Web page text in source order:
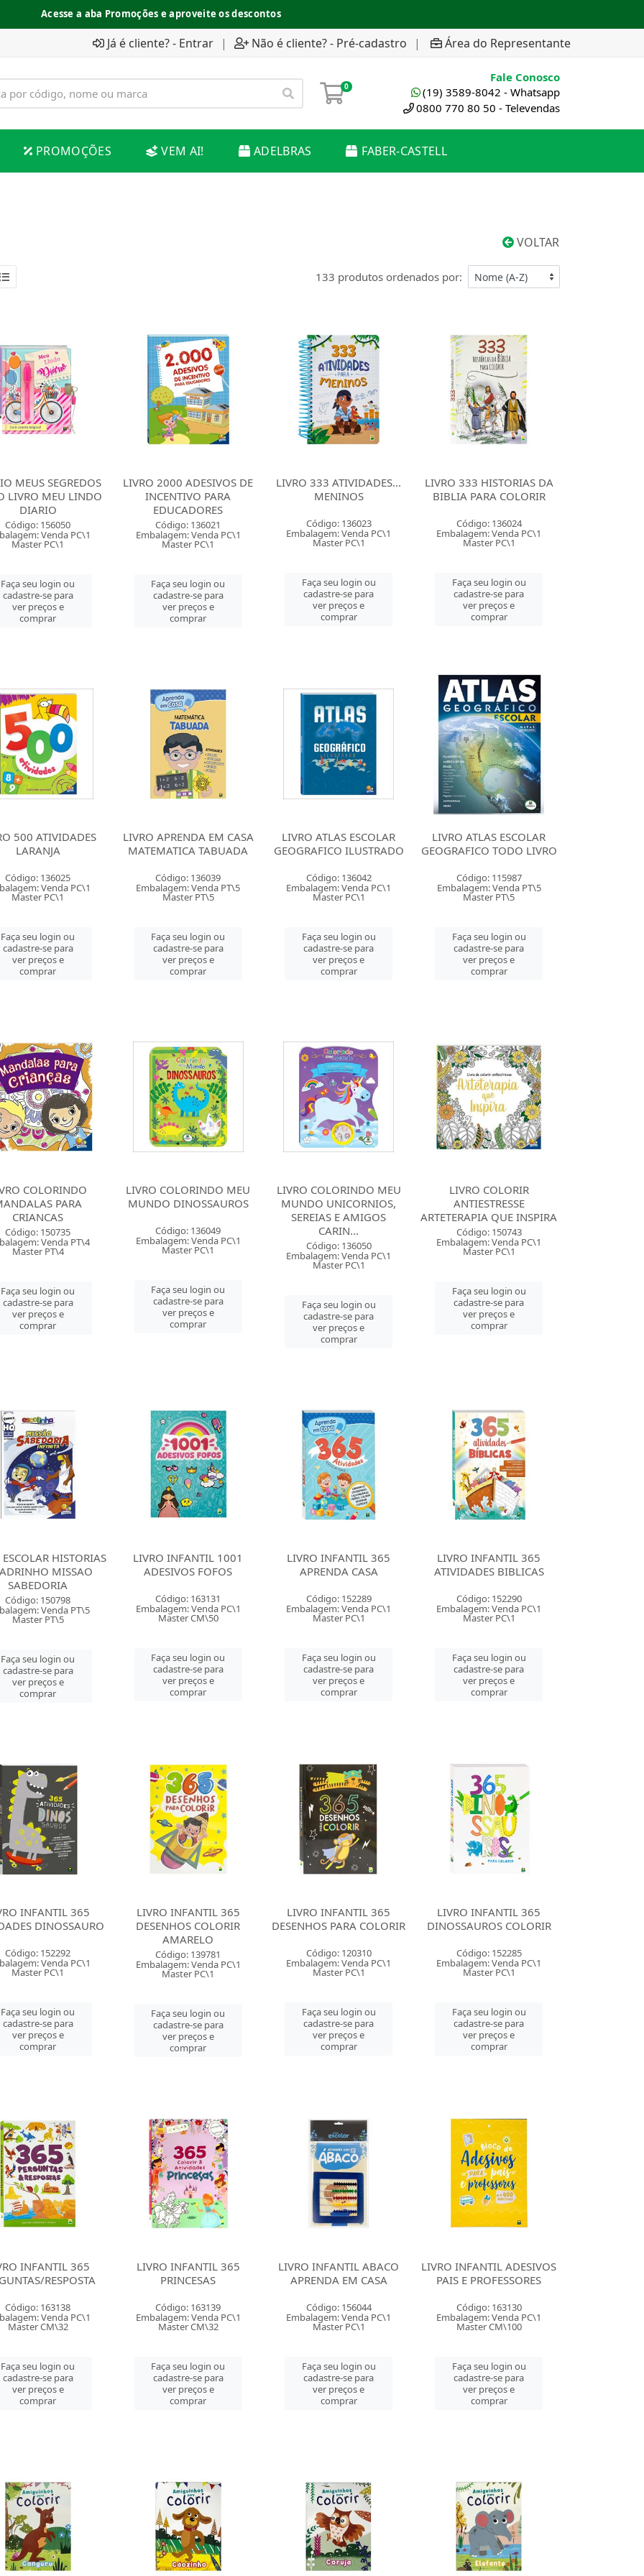
Acesse a aba Promoções e aproveite os descontos
Já é cliente? - Entrar | Não é cliente? - Pré-cadastro | Área do Representante
0
Fale Conosco
(19) 3589-8042 - Whatsapp
0800 770 80 50 - Televendas
PROMOÇÕES VEM AI! ADELBRAS FABER-CASTELL
VOLTAR
133 produtos ordenados por:
MEUS SEGREDOS
LIVRO MEU LINDO
DIARIO
Código: 156050
Venda PC\1
Master PC\1
Faça seu login ou
cadastre-se para
ver preços e
comprar
LIVRO 2000 ADESIVOS DE
INCENTIVO PARA
EDUCADORES
Código: 136021
Embalagem: Venda PC\1
Master PC\1
Faça seu login ou
cadastre-se para
ver preços e
comprar
LIVRO 333 ATIVIDADES...
MENINOS
Código: 136023
Embalagem: Venda PC\1
Master PC\1
Faça seu login ou
cadastre-se para
ver preços e
comprar
LIVRO 333 HISTORIAS DA
BIBLIA PARA COLORIR
Código: 136024
Embalagem: Venda PC\1
Master PC\1
Faça seu login ou
cadastre-se para
ver preços e
comprar
500 ATIVIDADES
LARANJA
Código: 136025
Venda PC\1
Master PC\1
Faça seu login ou
cadastre-se para
ver preços e
comprar
LIVRO APRENDA EM CASA
MATEMATICA TABUADA
Código: 136039
Embalagem: Venda PT\5
Master PT\5
Faça seu login ou
cadastre-se para
ver preços e
comprar
LIVRO ATLAS ESCOLAR
GEOGRAFICO ILUSTRADO
Código: 136042
Embalagem: Venda PC\1
Master PC\1
Faça seu login ou
cadastre-se para
ver preços e
comprar
LIVRO ATLAS ESCOLAR
GEOGRAFICO TODO LIVRO
Código: 115987
Embalagem: Venda PT\5
Master PT\5
Faça seu login ou
cadastre-se para
ver preços e
comprar
COLORINDO
PARA
CRIANCAS
Código: 150735
Venda PT\4
Master PT\4
Faça seu login ou
cadastre-se para
ver preços e
comprar
LIVRO COLORINDO MEU
MUNDO DINOSSAUROS
Código: 136049
Embalagem: Venda PC\1
Master PC\1
Faça seu login ou
cadastre-se para
ver preços e
comprar
LIVRO COLORINDO MEU
MUNDO UNICORNIOS,
SEREIAS E AMIGOS
CARIN...
Código: 136050
Embalagem: Venda PC\1
Master PC\1
Faça seu login ou
cadastre-se para
ver preços e
comprar
LIVRO COLORIR
ANTIESTRESSE
ARTETERAPIA QUE INSPIRA
Código: 150743
Embalagem: Venda PC\1
Master PC\1
Faça seu login ou
cadastre-se para
ver preços e
comprar
HISTORIAS
MISSAO
SABEDORIA
Código: 150798
Venda PT\5
Master PT\5
Faça seu login ou
cadastre-se para
ver preços e
comprar
LIVRO INFANTIL 1001
ADESIVOS FOFOS
Código: 163131
Embalagem: Venda PC\1
Master CM\50
Faça seu login ou
cadastre-se para
ver preços e
comprar
LIVRO INFANTIL 365
APRENDA CASA
Código: 152289
Embalagem: Venda PC\1
Master PC\1
Faça seu login ou
cadastre-se para
ver preços e
comprar
LIVRO INFANTIL 365
ATIVIDADES BIBLICAS
Código: 152290
Embalagem: Venda PC\1
Master PC\1
Faça seu login ou
cadastre-se para
ver preços e
comprar
INFANTIL 365
DINOSSAURO
Código: 152292
Venda PC\1
Master PC\1
Faça seu login ou
cadastre-se para
ver preços e
comprar
LIVRO INFANTIL 365
DESENHOS COLORIR
AMARELO
Código: 139781
Embalagem: Venda PC\1
Master PC\1
Faça seu login ou
cadastre-se para
ver preços e
comprar
LIVRO INFANTIL 365
DESENHOS PARA COLORIR
Código: 120310
Embalagem: Venda PC\1
Master PC\1
Faça seu login ou
cadastre-se para
ver preços e
comprar
LIVRO INFANTIL 365
DINOSSAUROS COLORIR
Código: 152285
Embalagem: Venda PC\1
Master PC\1
Faça seu login ou
cadastre-se para
ver preços e
comprar
INFANTIL 365
RESPOSTA
Código: 163138
Venda PC\1
Master CM\32
Faça seu login ou
cadastre-se para
ver preços e
comprar
LIVRO INFANTIL 365
PRINCESAS
Código: 163139
Embalagem: Venda PC\1
Master CM\32
Faça seu login ou
cadastre-se para
ver preços e
comprar
LIVRO INFANTIL ABACO
APRENDA EM CASA
Código: 156044
Embalagem: Venda PC\1
Master PC\1
Faça seu login ou
cadastre-se para
ver preços e
comprar
LIVRO INFANTIL ADESIVOS
PAIS E PROFESSORES
Código: 163130
Embalagem: Venda PC\1
Master CM\100
Faça seu login ou
cadastre-se para
ver preços e
comprar